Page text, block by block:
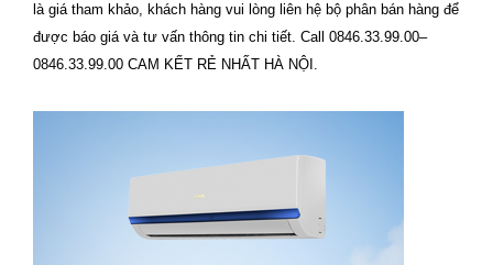
là giá tham khảo, khách hàng vui lòng liên hệ bộ phân bán hàng để
được báo giá và tư vấn thông tin chi tiết. Call 0846.33.99.00–
0846.33.99.00 CAM KẾT RẺ NHẤT HÀ NỘI.